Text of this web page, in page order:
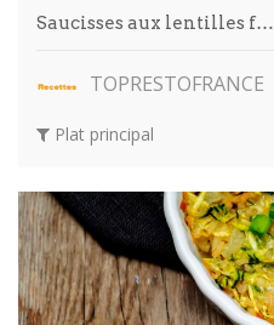
Saucisses aux lentilles f…
TOPRESTOFRANCE
Plat principal